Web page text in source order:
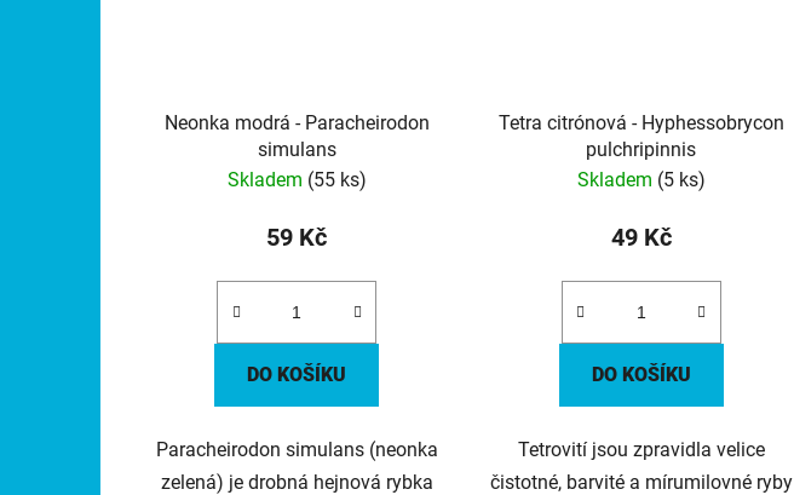
Neonka modrá - Paracheirodon
simulans
Skladem (55 ks)
59 Kč
DO KOŠÍKU
Paracheirodon simulans (neonka
zelená) je drobná hejnová rybka
Tetra citrónová - Hyphessobrycon
pulchripinnis
Skladem (5 ks)
49 Kč
DO KOŠÍKU
Tetrovití jsou zpravidla velice
čistotné, barvité a mírumilovné ryby